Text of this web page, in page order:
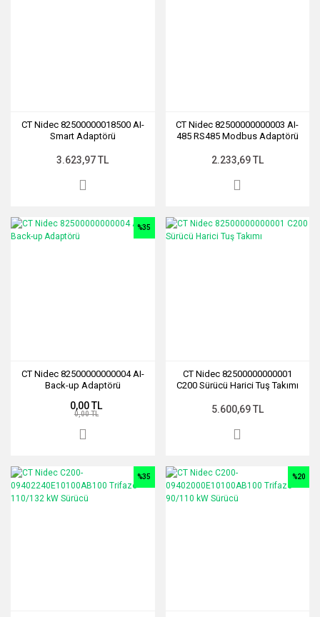
CT Nidec 82500000018500 AI-
Smart Adaptörü
3.623,97 TL
CT Nidec 82500000000003 AI-
485 RS485 Modbus Adaptörü
2.233,69 TL
CT Nidec 82500000000004 AI-
Back-up Adaptörü
%35
0,00 TL
0,00 TL
CT Nidec 82500000000001
C200 Sürücü Harici Tuş Takımı
5.600,69 TL
%35 %20